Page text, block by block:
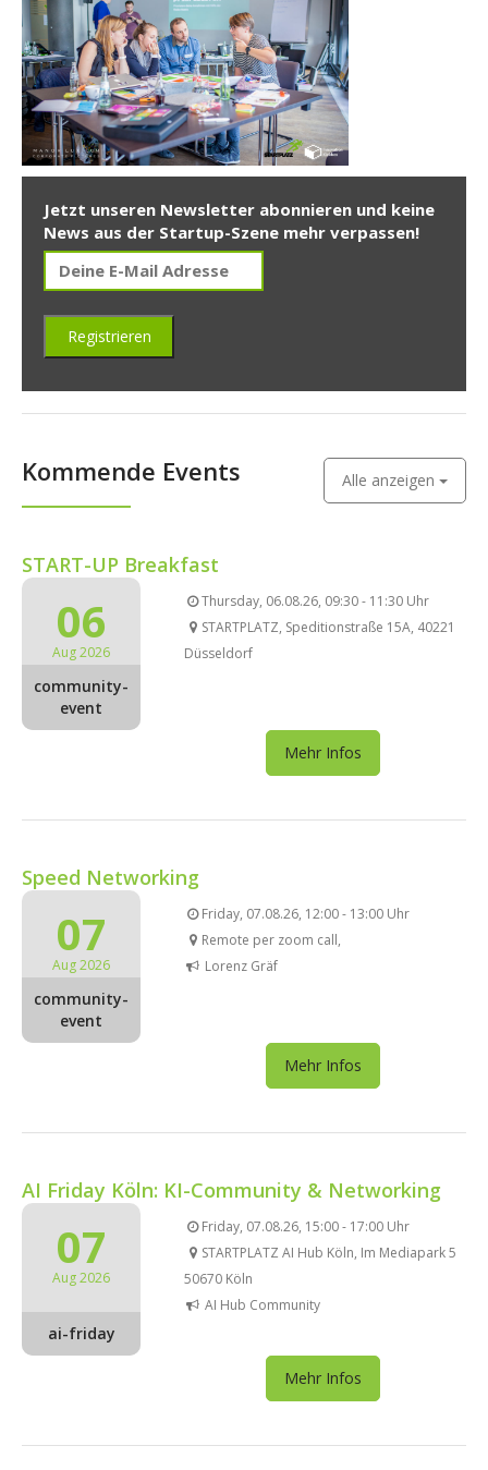
Jetzt unseren Newsletter abonnieren und keine
News aus der Startup-Szene mehr verpassen!
Kommende Events Alle anzeigen
START-UP Breakfast
06
Aug 2026
community-
event
Thursday, 06.08.26, 09:30 - 11:30 Uhr
STARTPLATZ, Speditionstraße 15A, 40221
Düsseldorf
Mehr Infos
Speed Networking
07
Aug 2026
community-
event
Friday, 07.08.26, 12:00 - 13:00 Uhr
Remote per zoom call,
Lorenz Gräf
Mehr Infos
AI Friday Köln: KI-Community & Networking
07
Aug 2026
ai-friday
Friday, 07.08.26, 15:00 - 17:00 Uhr
STARTPLATZ AI Hub Köln, Im Mediapark 5
50670 Köln
AI Hub Community
Mehr Infos